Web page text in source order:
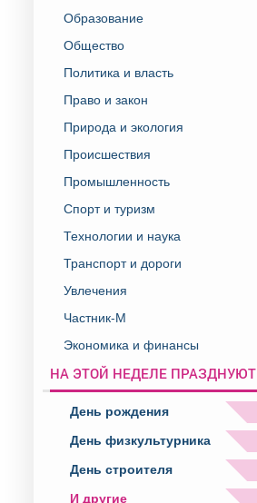
Образование
Общество
Политика и власть
Право и закон
Природа и экология
Происшествия
Промышленность
Спорт и туризм
Технологии и наука
Транспорт и дороги
Увлечения
Частник-М
Экономика и финансы
НА ЭТОЙ НЕДЕЛЕ ПРАЗДНУЮТ
День рождения
День физкультурника
День строителя
И другие